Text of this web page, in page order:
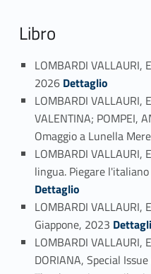
Libro
LOMBARDI VALLAURI,
2026 Link identifier #identifier_person_54214-144
Dettaglio
LOMBARDI VALLAURI,
VALENTINA; POMPEI,
Omaggio a Lunella
LOMBARDI VALLAURI,
lingua. Piegare
Dettaglio
LOMBARDI VALLAURI,
Giappone, 2023 Link identifier #identifier_person_102575-147
LOMBARDI VALLAURI,
DORIANA, Special